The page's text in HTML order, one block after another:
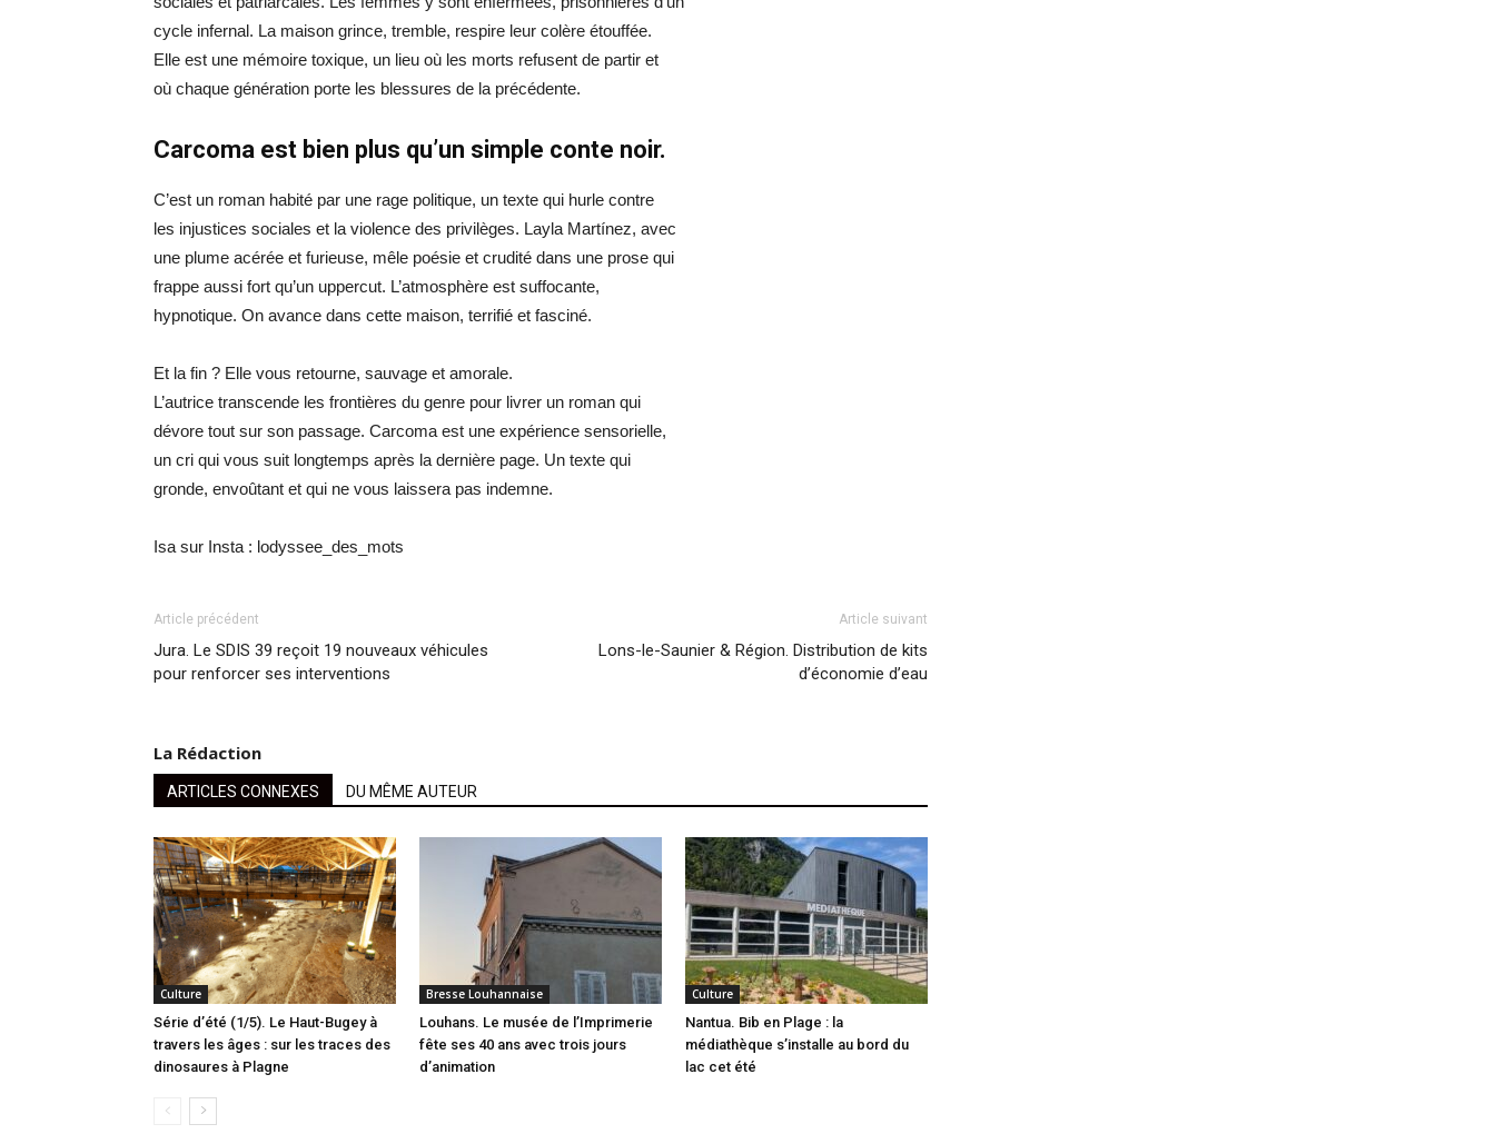
cycle infernal. La maison grince, tremble, respire leur colère étouffée.
Elle est une mémoire toxique, un lieu où les morts refusent de partir et
où chaque génération porte les blessures de la précédente.
Carcoma est bien plus qu’un simple conte noir.
C’est un roman habité par une rage politique, un texte qui hurle contre
les injustices sociales et la violence des privilèges. Layla Martínez, avec
une plume acérée et furieuse, mêle poésie et crudité dans une prose qui
frappe aussi fort qu’un uppercut. L’atmosphère est suffocante,
hypnotique. On avance dans cette maison, terrifié et fasciné.
Et la fin ? Elle vous retourne, sauvage et amorale.
L’autrice transcende les frontières du genre pour livrer un roman qui
dévore tout sur son passage. Carcoma est une expérience sensorielle,
un cri qui vous suit longtemps après la dernière page. Un texte qui
gronde, envoûtant et qui ne vous laissera pas indemne.
Isa sur Insta : lodyssee_des_mots
Article précédent
Jura. Le SDIS 39 reçoit 19 nouveaux véhicules
pour renforcer ses interventions
Article suivant
Lons-le-Saunier & Région. Distribution de kits
d’économie d’eau
La Rédaction
ARTICLES CONNEXES DU MÊME AUTEUR
Culture
Série d’été (1/5). Le Haut-Bugey à
travers les âges : sur les traces des
dinosaures à Plagne
Bresse Louhannaise
Louhans. Le musée de l’Imprimerie
fête ses 40 ans avec trois jours
d’animation
Culture
Nantua. Bib en Plage : la
médiathèque s’installe au bord du
lac cet été